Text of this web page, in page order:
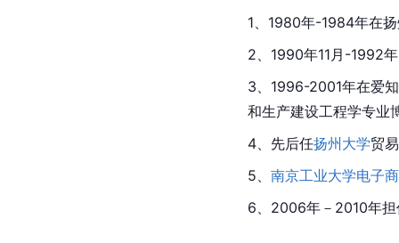
1、1980年-1984年在
2、1990年11月-1992
3、1996-2001年在爱
和生产建设工程学专业
4、先后任扬州大学贸
5、 南京工业大学电子
6、2006年－2010年